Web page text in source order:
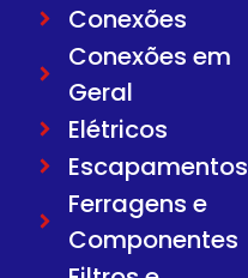
Conexões
Conexões em
Geral
Elétricos
Escapamentos
Ferragens e
Componentes